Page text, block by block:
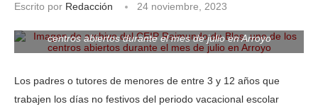
Escrito por Redacción
24 noviembre, 2023
centros abiertos durante el mes de julio en Arroyo
Los padres o tutores de menores de entre 3 y 12 años que
trabajen los días no festivos del periodo vacacional escolar